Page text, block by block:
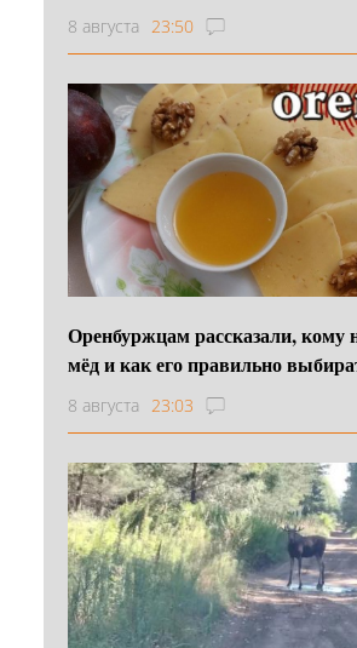
8 августа 23:50
Оренбуржцам рассказали, кому
мёд и как его правильно
8 августа 23:03